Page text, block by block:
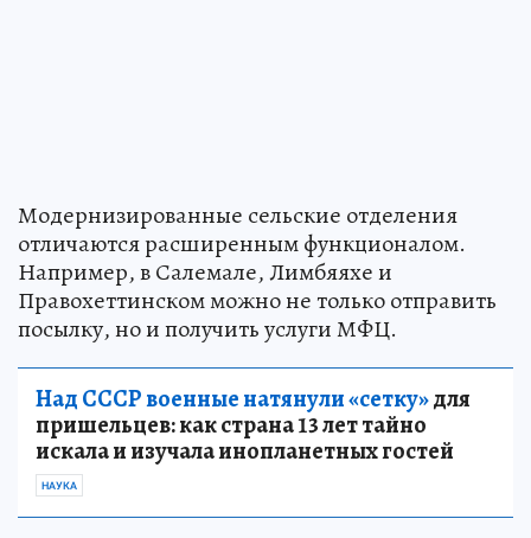
Модернизированные сельские отделения
отличаются расширенным функционалом.
Например, в Салемале, Лимбяяхе и
Правохеттинском можно не только отправить
посылку, но и получить услуги МФЦ.
Над СССР военные натянули «сетку»для
пришельцев: как страна 13 лет тайно
искала и изучала инопланетных гостей
НАУКА